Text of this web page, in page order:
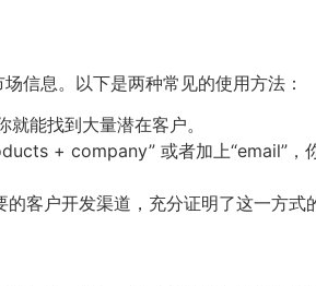
信息。以下是两种常见的使用方法：
能找到大量潜在客户。
+ company” 或者加上“email”
客户开发渠道，充分证明了这一方式